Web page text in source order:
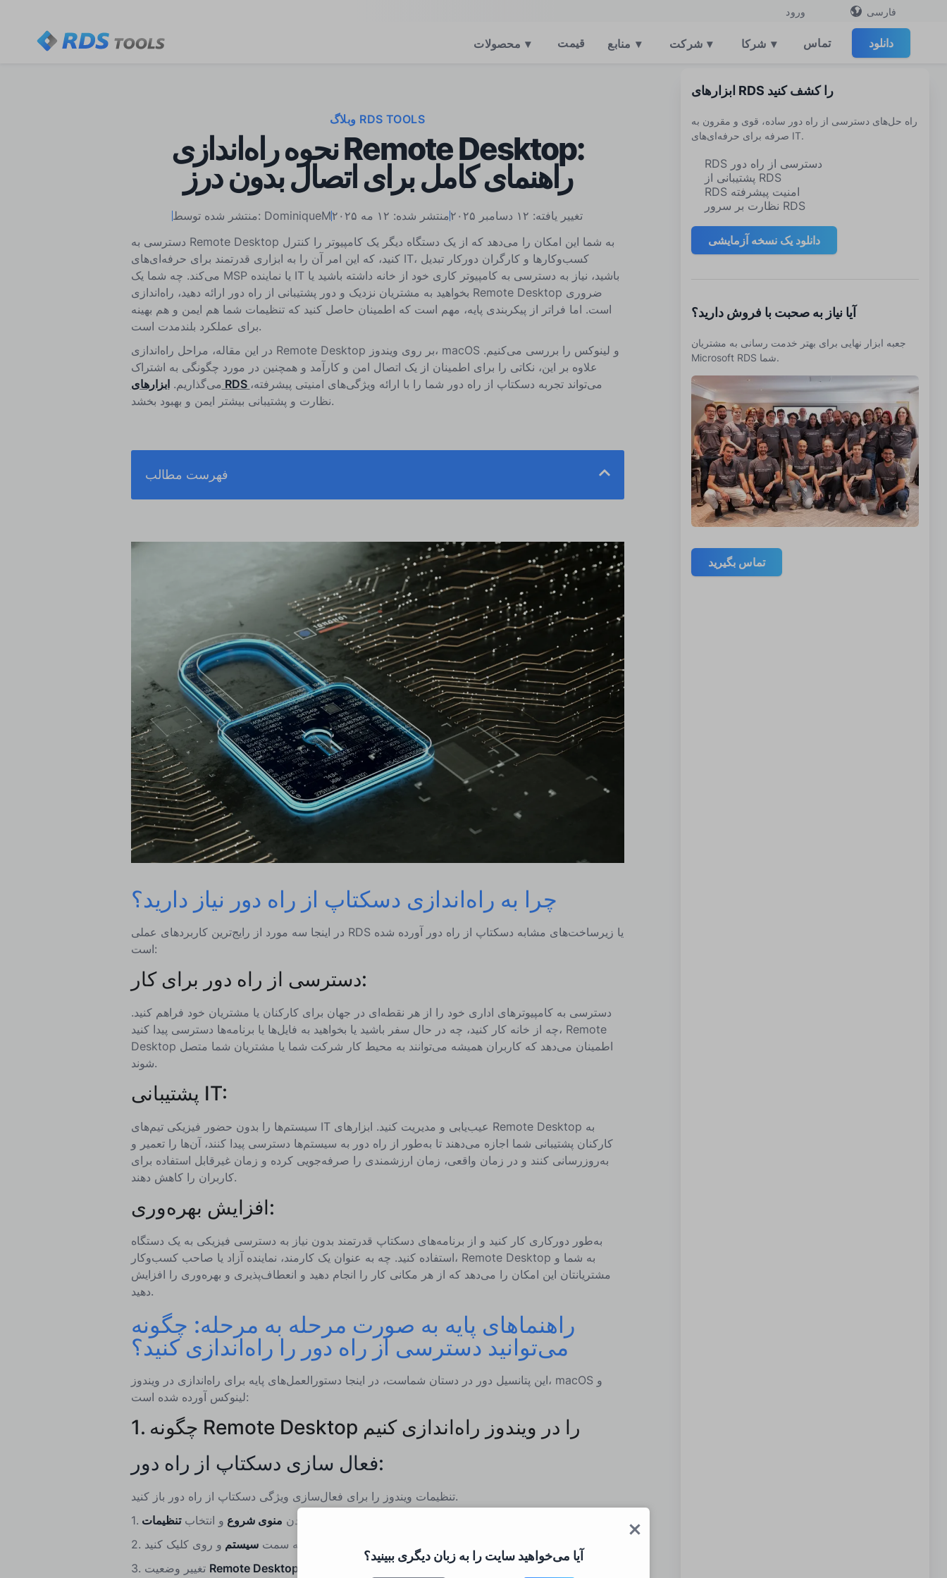
ورود فارسی
محصولات ▾ قیمت منابع ▾ شرکت ▾ شرکا ▾ تماس دانلود
آیا می‌خواهید سایت را به زبان دیگری ببینید؟
وبلاگ RDS TOOLS
نحوه راه‌اندازی Remote Desktop:
راهنمای کامل برای اتصال بدون درز
منتشر شده توسط: DominiqueM منتشر شده: ۱۲ مه ۲۰۲۵
تغییر یافته: ۱۲ دسامبر ۲۰۲۵
دسترسی به Remote Desktop به شما این امکان را می‌دهد که از یک دستگاه دیگر یک کامپیوتر را کنترل
کنید، که این امر آن را به ابزاری قدرتمند برای حرفه‌ای‌های IT، کسب‌وکارها و کارگران دورکار تبدیل
می‌کند. چه شما یک MSP یا نماینده IT باشید، نیاز به دسترسی به کامپیوتر کاری خود از خانه داشته باشید یا
بخواهید به مشتریان نزدیک و دور پشتیبانی از راه دور ارائه دهید، راه‌اندازی Remote Desktop ضروری
است. اما فراتر از پیکربندی پایه، مهم است که اطمینان حاصل کنید که تنظیمات شما هم ایمن و هم بهینه
برای عملکرد بلندمدت است.
در این مقاله، مراحل راه‌اندازی Remote Desktop بر روی ویندوز، macOS و لینوکس را بررسی می‌کنیم.
علاوه بر این، نکاتی را برای اطمینان از یک اتصال امن و کارآمد و همچنین در مورد چگونگی به اشتراک
می‌گذاریم. ابزارهای RDS می‌تواند تجربه دسکتاپ از راه دور شما را با ارائه ویژگی‌های امنیتی پیشرفته،
نظارت و پشتیبانی بیشتر ایمن و بهبود بخشد.
فهرست مطالب
راهنماهای پایه به صورت مرحله به مرحله: چگونه می‌توانید دسترسی از راه دور را راه‌اندازی کنید؟
بهترین شیوه‌ها برای راه‌اندازی دسکتاپ از راه دور چیست؟
تجربه دسکتاپ از راه دور خود را با ابزارهای RDS بهبود بخشید
چرا به راه‌اندازی دسکتاپ از راه دور نیاز دارید؟
در اینجا سه مورد از رایج‌ترین کاربردهای عملی RDS یا زیرساخت‌های مشابه دسکتاپ از راه دور آورده شده
است:
دسترسی از راه دور برای کار:
دسترسی به کامپیوترهای اداری خود را از هر نقطه‌ای در جهان برای کارکنان یا مشتریان خود فراهم کنید.
چه از خانه کار کنید، چه در حال سفر باشید یا بخواهید به فایل‌ها یا برنامه‌ها دسترسی پیدا کنید، Remote
Desktop اطمینان می‌دهد که کاربران همیشه می‌توانند به محیط کار شرکت شما یا مشتریان شما متصل
شوند.
پشتیبانی IT:
سیستم‌ها را بدون حضور فیزیکی تیم‌های IT عیب‌یابی و مدیریت کنید. ابزارهای Remote Desktop به
کارکنان پشتیبانی شما اجازه می‌دهند تا به‌طور از راه دور به سیستم‌ها دسترسی پیدا کنند، آن‌ها را تعمیر و
به‌روزرسانی کنند و در زمان واقعی، زمان ارزشمندی را صرفه‌جویی کرده و زمان غیرقابل استفاده برای
کاربران را کاهش دهند.
افزایش بهره‌وری:
به‌طور دورکاری کار کنید و از برنامه‌های دسکتاپ قدرتمند بدون نیاز به دسترسی فیزیکی به یک دستگاه
استفاده کنید. چه به عنوان یک کارمند، نماینده آزاد یا صاحب کسب‌وکار، Remote Desktop به شما و
مشتریانتان این امکان را می‌دهد که از هر مکانی کار را انجام دهید و انعطاف‌پذیری و بهره‌وری را افزایش
دهید.
راهنماهای پایه به صورت مرحله به مرحله: چگونه
می‌توانید دسترسی از راه دور را راه‌اندازی کنید؟
این پتانسیل دور در دستان شماست، در اینجا دستورالعمل‌های پایه برای راه‌اندازی در ویندوز، macOS و
لینوکس آورده شده است:
1. چگونه Remote Desktop را در ویندوز راه‌اندازی کنیم
فعال سازی دسکتاپ از راه دور:
تنظیمات ویندوز را برای فعال‌سازی ویژگی دسکتاپ از راه دور باز کنید.
1.
باز کردن منوی شروع و انتخاب
2.
در پنجره تنظیمات، به سمتسیستم
3.
تغییر وضعیت Remote Desktop
ابزارهای RDS را کشف کنید
راه حل‌های دسترسی از راه دور ساده، قوی و مقرون به
صرفه برای حرفه‌ای‌های IT.
RDS دسترسی از راه دور
پشتیبانی از RDS
RDS امنیت پیشرفته
نظارت بر سرور RDS
دانلود یک نسخه آزمایشی
آیا نیاز به صحبت با فروش دارید؟
جعبه ابزار نهایی برای بهتر خدمت رسانی به مشتریان
Microsoft RDS شما.
تماس بگیرید